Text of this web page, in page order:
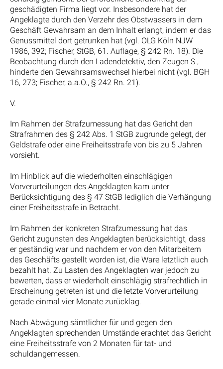
geschädigten Firma liegt vor. Insbesondere hat der
Angeklagte durch den Verzehr des Obstwassers in dem
Geschäft Gewahrsam an dem Inhalt erlangt, indem er das
Genussmittel dort getrunken hat (vgl. OLG Köln NJW
1986, 392; Fischer, StGB, 61. Auflage, § 242 Rn. 18). Die
Beobachtung durch den Ladendetektiv, den Zeugen S.,
hinderte den Gewahrsamswechsel hierbei nicht (vgl. BGH
16, 273; Fischer, a.a.O., § 242 Rn. 21).
V.
Im Rahmen der Strafzumessung hat das Gericht den
Strafrahmen des § 242 Abs. 1 StGB zugrunde gelegt, der
Geldstrafe oder eine Freiheitsstrafe von bis zu 5 Jahren
vorsieht.
Im Hinblick auf die wiederholten einschlägigen
Vorverurteilungen des Angeklagten kam unter
Berücksichtigung des § 47 StGB lediglich die Verhängung
einer Freiheitsstrafe in Betracht.
Im Rahmen der konkreten Strafzumessung hat das
Gericht zugunsten des Angeklagten berücksichtigt, dass
er geständig war und nachdem er von den Mitarbeitern
des Geschäfts gestellt worden ist, die Ware letztlich auch
bezahlt hat. Zu Lasten des Angeklagten war jedoch zu
bewerten, dass er wiederholt einschlägig strafrechtlich in
Erscheinung getreten ist und die letzte Vorverurteilung
gerade einmal vier Monate zurücklag.
Nach Abwägung sämtlicher für und gegen den
Angeklagten sprechenden Umstände erachtet das Gericht
eine Freiheitsstrafe von 2 Monaten für tat- und
schuldangemessen.